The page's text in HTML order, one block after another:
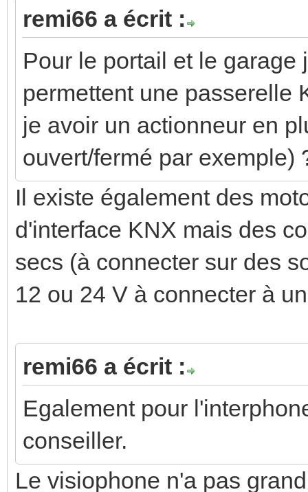
remi66 a écrit :
Pour le portail et le
permettent une passerelle
je avoir un actionneur en
ouvert/fermé par exemple)
Il existe également des
d'interface KNX mais des
secs (à connecter sur des
12 ou 24 V à connecter à
remi66 a écrit :
Egalement pour
conseiller.
Le visiophone n'a pas